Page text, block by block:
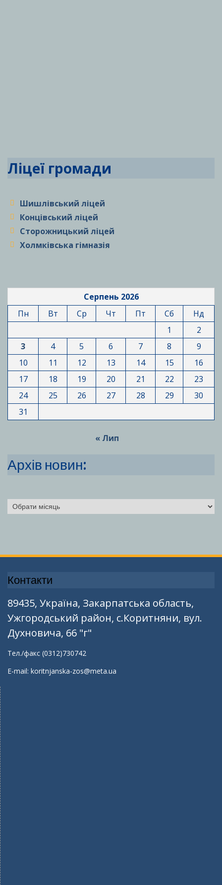
Ліцеї громади
Шишлівський ліцей
Концівський ліцей
Сторожницький ліцей
Холмківська гімназія
Серпень 2026
Пн
Вт Ср Чт Пт Сб
Нд
1
2
3
4 5 6 7 8
9
10
11 12 13 14 15
16
17
18 19 20 21 22
23
24
25 26 27 28 29
30
31
« Лип
Архів новин:
Архіви
Контакти
89435, Україна, Закарпатська область,
Ужгородський район, с.Коритняни, вул.
Духновича, 66 "г"
Тел./факс (0312)730742
E-mail: koritnjanska-zos@meta.ua